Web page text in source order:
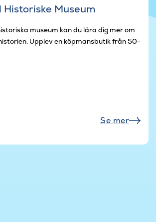
Historiske Museum
museum kan du lära dig mer om
Upplev en köpmansbutik från 50-
Se mer